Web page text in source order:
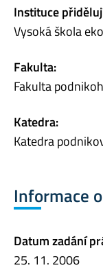
Instituce
Vysoká škola
Fakulta:
Fakulta
Katedra:
Katedra
Informace
Datum zadání
25. 11. 2006